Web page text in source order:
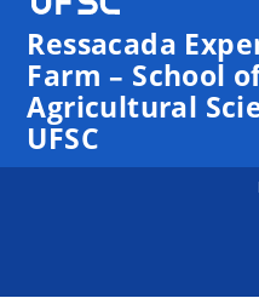
Ressacada
Farm – School
Agricultural
UFSC